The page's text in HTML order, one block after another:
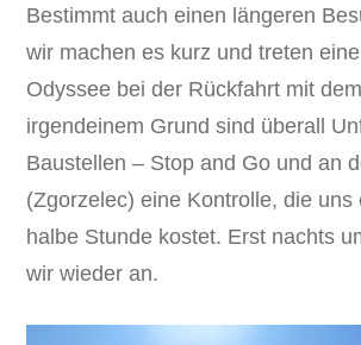
Bestimmt auch einen längeren
wir machen es kurz und treten
Odyssee bei der Rückfahrt mit
irgendeinem Grund sind überall
Baustellen – Stop and Go und an
(Zgorzelec) eine Kontrolle, die uns
halbe Stunde kostet. Erst nachts
wir wieder an.